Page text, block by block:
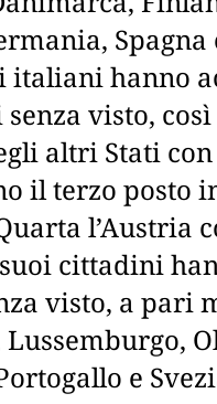
Spagna
italiani hanno
senza visto,
altri Stati
il terzo posto
l’Austria
cittadini
visto, a pari
Lussemburgo,
e